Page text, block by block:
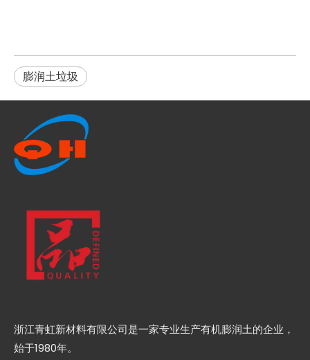
膨润土垃圾​
浙江青虹新材料有限公司是一家专业生产有机膨润土的企业，
始于1980年。